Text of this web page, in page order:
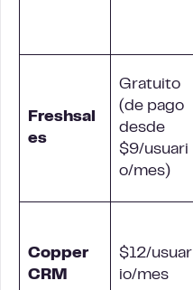
Freshsal
es
Gratuito
(de pago
desde
$9/usuari
o/mes)
Copper
CRM
$12/usuar
io/mes